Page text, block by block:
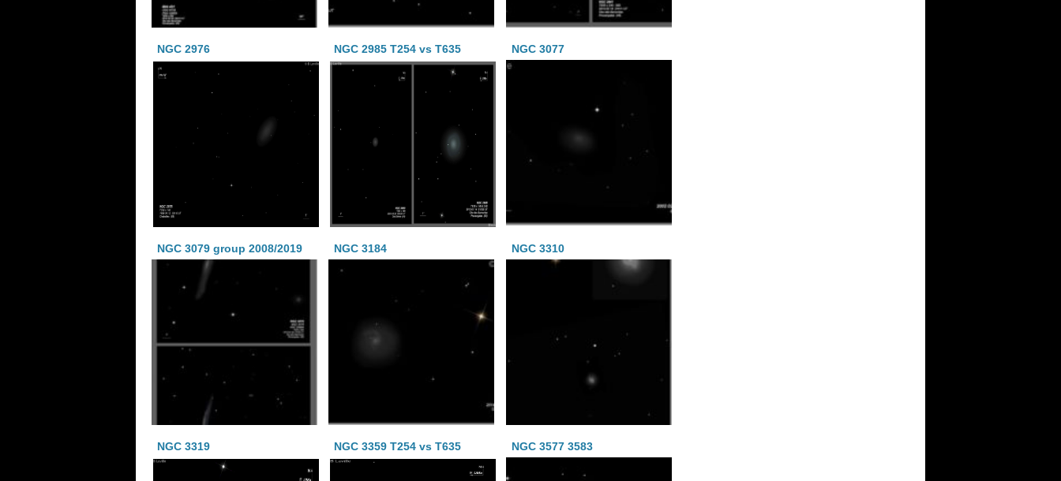
NGC 2976 NGC 2985 T254 vs T635 NGC 3077
NGC 3079 group 2008/2019 NGC 3184 NGC 3310
NGC 3319 NGC 3359 T254 vs T635 NGC 3577 3583